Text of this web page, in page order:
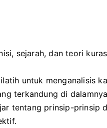
sejarah, dan teori
untuk menganalisis
terkandung di
tentang prinsip-prinsip